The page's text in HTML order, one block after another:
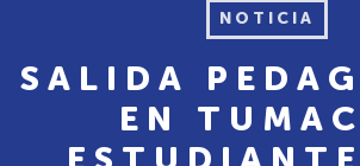
NOTICIA
SALIDA
EN